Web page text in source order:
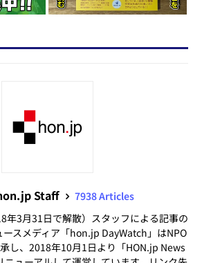
Staff
7938 Articles
3月31日で解散）スタッフによる記事の
ースメディア「hon.jp DayWatch」はNPO
し、2018年10月1日より「HON.jp News